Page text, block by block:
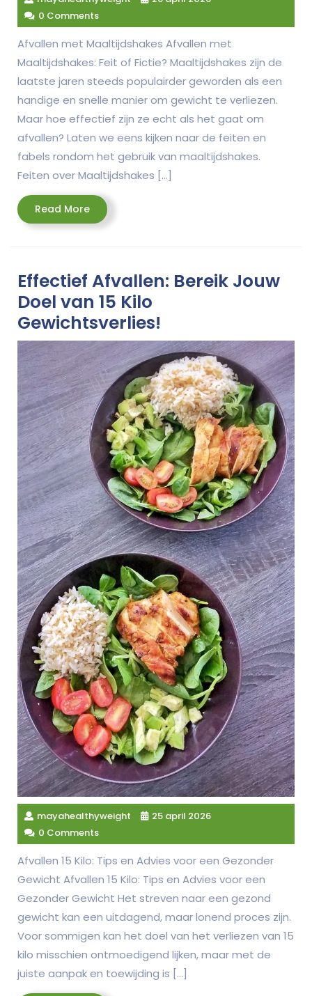
0 Comments
Afvallen met Maaltijdshakes Afvallen met
Maaltijdshakes: Feit of Fictie? Maaltijdshakes zijn de
laatste jaren steeds populairder geworden als een
handige en snelle manier om gewicht te verliezen.
Maar hoe effectief zijn ze echt als het gaat om
afvallen? Laten we eens kijken naar de feiten en
fabels rondom het gebruik van maaltijdshakes.
Feiten over Maaltijdshakes […]
Read MoreRead
More
Effectief Afvallen: Bereik Jouw
Doel van 15 Kilo
Gewichtsverlies!
mayahealthyweight
25 april 2026
0 Comments
Afvallen 15 Kilo: Tips en Advies voor een Gezonder
Gewicht Afvallen 15 Kilo: Tips en Advies voor een
Gezonder Gewicht Het streven naar een gezond
gewicht kan een uitdagend, maar lonend proces zijn.
Voor sommigen kan het doel van het verliezen van 15
kilo misschien ontmoedigend lijken, maar met de
juiste aanpak en toewijding is […]